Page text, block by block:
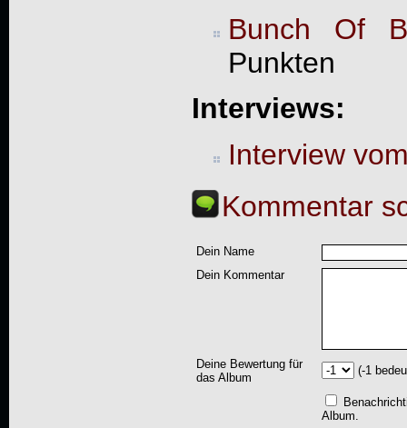
Bunch Of
Punkten
Interviews:
Interview
Kommentar
Dein Name
Dein Kommentar
Deine Bewertung für
das Album
(-1
Album.